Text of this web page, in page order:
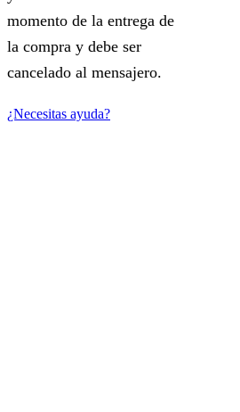
momento de la entrega de
la compra y debe ser
cancelado al mensajero.
¿Necesitas ayuda?